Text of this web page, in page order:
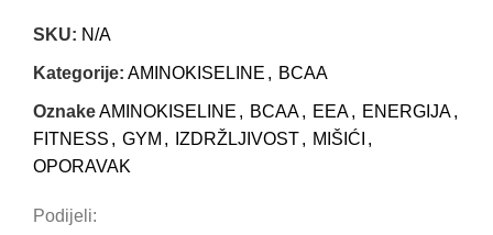
SKU: N/A
Kategorije: AMINOKISELINE , BCAA
OznakeAMINOKISELINE , BCAA, EEA, ENERGIJA,
FITNESS , GYM , IZDRŽLJIVOST, MIŠIĆI ,
OPORAVAK
Podijeli: